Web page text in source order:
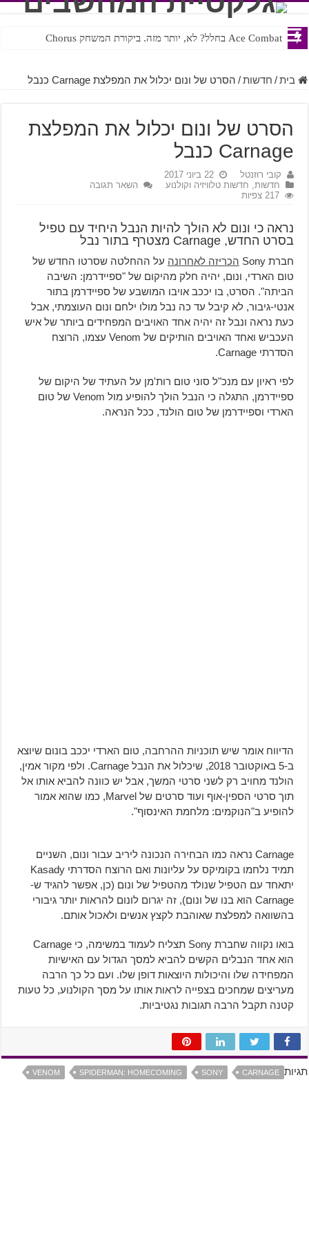
Ace Combat בחלל? לא, יותר מזה. ביקורת המשחק Chorus
Steven Universe והשירים שתורגמו בצורה נוראית לעברית
בית / חדשות / הסרט של ונום יכלול את המפלצת Carnage כנבל
הסרט של ונום יכלול את המפלצת
Carnage כנבל
קובי רוזנטל
22 ביוני 2017
חדשות, חדשות טלוויזיה וקולנוע
השאר תגובה
217 צפיות
נראה כי ונום לא הולך להיות הנבל היחיד עם טפיל
בסרט החדש, Carnage מצטרף בתור נבל
חברת Sony הכריזה לאחרונהעל ההחלטה שסרטו החדש של
טום הארדי, ונום, יהיה חלק מהיקום של "ספיידרמן: השיבה
הביתה". הסרט, בו יככב אויבו המושבע של ספיידרמן בתור
אנטי-גיבור, לא קיבל עד כה נבל מולו ילחם ונום העוצמתי, אבל
כעת נראה ונבל זה יהיה אחד האויבים המפחידים ביותר של איש
העכביש ואחד האויבים הותיקים של Venom עצמו, הרוצח
הסדרתי Carnage.
לפי ראיון עם מנכ"ל סוני טום רות'מן על העתיד של היקום של
ספיידרמן, התגלה כי הנבל הולך להופיע מול Venom של טום
הארדי וספיידרמן של טום הולנד, ככל הנראה.
הדיווח אומר שיש תוכניות ההרחבה, טום הארדי יככב בונום שיוצא
ב-5 באוקטובר 2018, שיכלול את הנבל Carnage. ולפי מקור אמין,
הולנד מחויב רק לשני סרטי המשך, אבל יש כוונה להביא אותו אל
תוך סרטי הספין-אוף ועוד סרטים של Marvel, כמו שהוא אמור
להופיע ב"הנוקמים: מלחמת האינסוף".
Carnage נראה כמו הבחירה הנכונה ליריב עבור ונום, השניים
תמיד נלחמו בקומיקס על עליונות ואם הרוצח הסדרתי Kasady
יתאחד עם הטפיל שנולד מהטפיל של ונום (כן, אפשר להגיד ש-
Carnage הוא בנו של ונום), זה יגרום לונום להראות יותר גיבורי
בהשוואה למפלצת שאוהבת לקצץ אנשים ולאכול אותם.
בואו נקווה שחברת Sony תצליח לעמוד במשימה, כי Carnage
הוא אחד הנבלים הקשים להביא למסך הגדול עם האישיות
המפחידה שלו והיכולות היוצאות דופן שלו. ועם כל כך הרבה
מעריצים שמחכים בצפייה לראות אותו על מסך הקולנוע, כל טעות
קטנה תקבל הרבה תגובות נגטיביות.
תגיות CARNAGE
SONY
SPIDERMAN: HOMECOMING
VENOM